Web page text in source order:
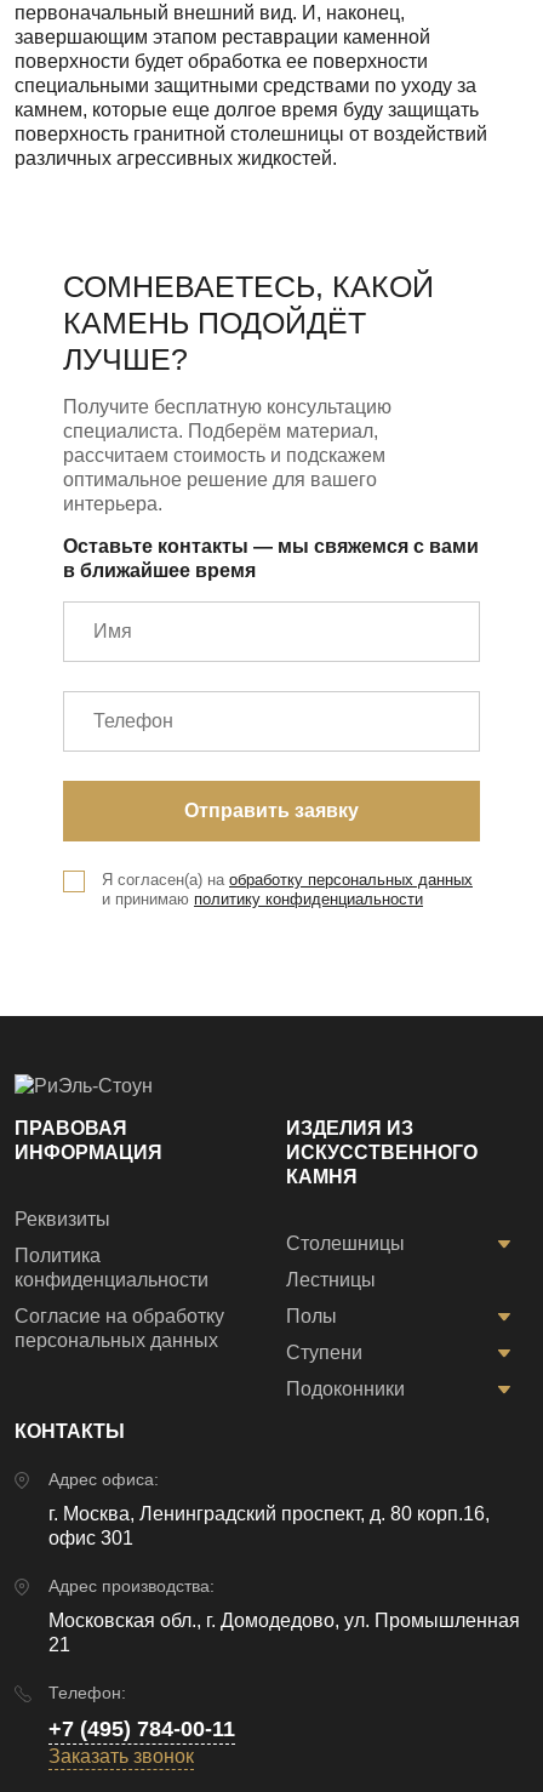
первоначальный внешний вид. И, наконец,
завершающим этапом реставрации каменной
поверхности будет обработка ее поверхности
специальными защитными средствами по уходу за
камнем, которые еще долгое время буду защищать
поверхность гранитной столешницы от воздействий
различных агрессивных жидкостей.
СОМНЕВАЕТЕСЬ, КАКОЙ
КАМЕНЬ ПОДОЙДЁТ
ЛУЧШЕ?
Получите бесплатную консультацию
специалиста. Подберём материал,
рассчитаем стоимость и подскажем
оптимальное решение для вашего
интерьера.
Оставьте контакты — мы свяжемся с вами
в ближайшее время
Я согласен(а) на обработку персональных данных
и принимаю политику конфиденциальности
ПРАВОВАЯ
ИНФОРМАЦИЯ
Реквизиты
Политика
конфиденциальности
Согласие на обработку
персональных данных
ИЗДЕЛИЯ ИЗ
ИСКУССТВЕННОГО
КАМНЯ
Столешницы
Лестницы
Полы
Ступени
Подоконники
КОНТАКТЫ
Адрес офиса:
г. Москва, Ленинградский проспект, д. 80 корп.16,
офис 301
Адрес производства:
Московская обл., г. Домодедово, ул. Промышленная
21
Телефон:
+7 (495) 784-00-11
Заказать звонок